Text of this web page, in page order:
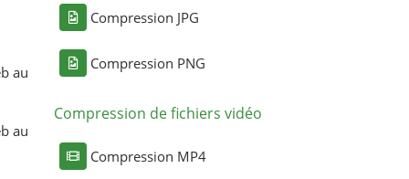
au
au
Compression JPG
Compression PNG
Compression de fichiers vidéo
Compression MP4